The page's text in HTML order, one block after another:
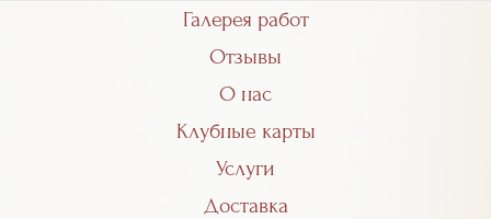
Галерея работ
Отзывы
О нас
Клубные карты
Услуги
Доставка